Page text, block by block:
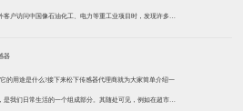
客户访问中国像石油化工、电力等重工业项目时，发现许多项
器
用途是什么?接下来松下传感器代理商就为大家简单介绍一
们日常生活的一个组成部分。其随处可见，例如在超市柜